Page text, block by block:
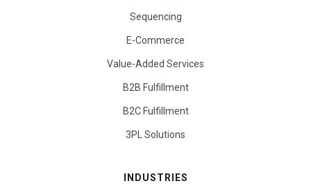
Sequencing
E-Commerce
Value-Added Services
B2B Fulfillment
B2C Fulfillment
3PL Solutions
INDUSTRIES